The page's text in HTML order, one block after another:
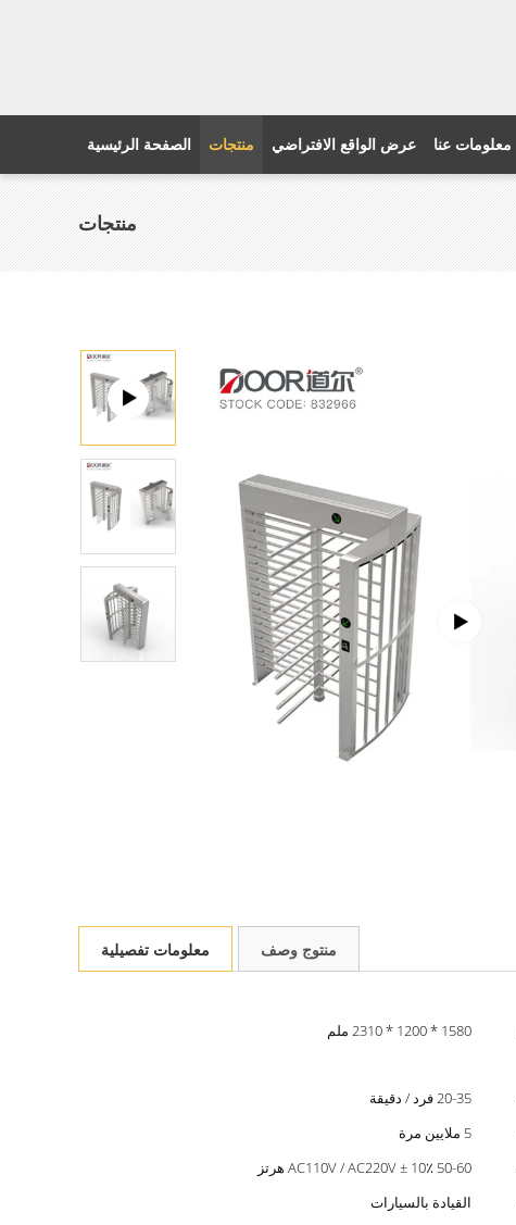
الصفحة الرئيسية منتجات عرض الواقع الافتراضي معلومات عنا
منتجات
معلومات تفصيلية منتوج وصف
1580 * 1200 * 2310 ملم
20-35 فرد / دقيقة
5 ملايين مرة
AC110V / AC220V ± 10٪ 50-60 هرتز
القيادة بالسيارات